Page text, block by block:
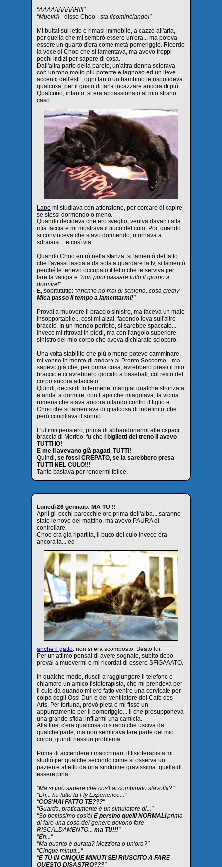
"AAAAAAAAAH!!!"
"Muoviti! - disse Choo - sta ricominciando!"
Mi buttai sul letto e rimasi immobile, a cazzo all'aria,
per quella che mi sembrò essere un'ora... ma poteva
essere un quarto d'ora come metà pomeriggio. Ricordo
la voce di Choo che si lamentava, ma avevo troppi
pochi indizi per sapere di cosa.
Dall'altra parte della parete, un'altra donna sclerava
con un tono molto più potente e lagnoso ed un lieve
accento dell'est... ogni tanto un bambino le rispondeva
qualcosa, per il gusto di farla incazzare ancora di più.
Qualcuno, intanto, si era appassionato al mio strano
caso:
Lapo mi studiava con attenzione, per cercare di capire
se stessi dormendo o meno.
Quando decideva che ero sveglio, veniva davanti alla
mia faccia e mi mostrava il buco del culo. Poi, quando
si convinceva che stavo dormendo, ritornava a
sdraiarsi... e così via.
Quando Choo entrò nella stanza, si lamentò del fatto
che l'avessi lasciata da sola a guardare la tv, si lamentò
perché le tenevo occupato il letto che le serviva per
fare la valigia e "non puoi passare tutto il giorno a
dormire!".
E, soprattutto: "Anch'io ho mal di schiena, cosa credi?
Mica passo il tempo a lamentarmi!"
Provai a muovere il braccio sinistro, ma faceva un male
insopportabile... così mi alzai, facendo leva sull'altro
braccio. In un mondo perfetto, si sarebbe spaccato...
invece mi ritrovai in piedi, ma con l'angolo superiore
sinistro del mio corpo che aveva dichiarato sciopero.
Una volta stabilito che più o meno potevo camminare,
mi venne in mente di andare al Pronto Soccorso... ma
sapevo già che, per prima cosa, avrebbero preso il mio
braccio e ci avrebbero giocato a baseball, col resto del
corpo ancora attaccato.
Quindi, decisi di fottermene, mangiai qualche stronzata
e andai a dormire, con Lapo che miagolava, la vicina
rumena che stava ancora urlando contro il figlio e
Choo che si lamentava di qualcosa di indefinito, che
però conciliava il sonno.
L'ultimo pensiero, prima di abbandonarmi alle capaci
braccia di Morfeo, fu che i biglietti del treno li avevo
TUTTI IO!
E me li avevano già pagati. TUTTI!
Quindi, se fossi CREPATO, se la sarebbero presa
TUTTI NEL CULO!!!
Tanto bastava per rendermi felice.
Lunedì 26 gennaio: MA TU!!!
Aprii gli occhi parecchie ore prima dell'alba... saranno
state le nove del mattino, ma avevo PAURA di
controllare.
Choo era già ripartita, il buco del culo invece era
ancora là... ed
anche il gatto: non si era scomposto. Beato lui.
Per un attimo pensai di avere sognato, subito dopo
provai a muovermi e mi ricordai di essere SFIGAAATO.
In qualche modo, riuscii a raggiungere il telefono e
chiamare un amico fisioterapista, che mi prendeva per
il culo da quando mi ero fatto venire una cervicale per
colpa degli Ossi Duri e del ventilatore del Café des
Arts. Per fortuna, provò pietà e mi fissò un
appuntamento per il pomeriggio... il che presupponeva
una grande sfida: infilarmi una camicia.
Alla fine, c'era qualcosa di strano che usciva da
qualche parte, ma non sembrava fare parte del mio
corpo, quindi nessun problema.
Prima di accendere i macchinari, il fisioterapista mi
studiò per qualche secondo come si osserva un
paziente affetto da una sindrome gravissima: quella di
essere pirla.
"Ma si può sapere che cos'hai combinato stavolta?"
"Eh... ho fatto la Fly Experience..."
"COS'HAI FATTO TE???"
"Guarda, praticamente è un simulatore di..."
"So benissimo cos'è! E persino quelli NORMALIprima
di fare una cosa del genere devono fare
RISCALDAMENTO... ma TU!!!"
"Eh..."
"Ma quanto è durata? Mezz'ora o un'ora?"
"Cinque minuti..."
"E TU IN CINQUE MINUTI SEI RIUSCITO A FARE
QUESTO DISASTRO???"